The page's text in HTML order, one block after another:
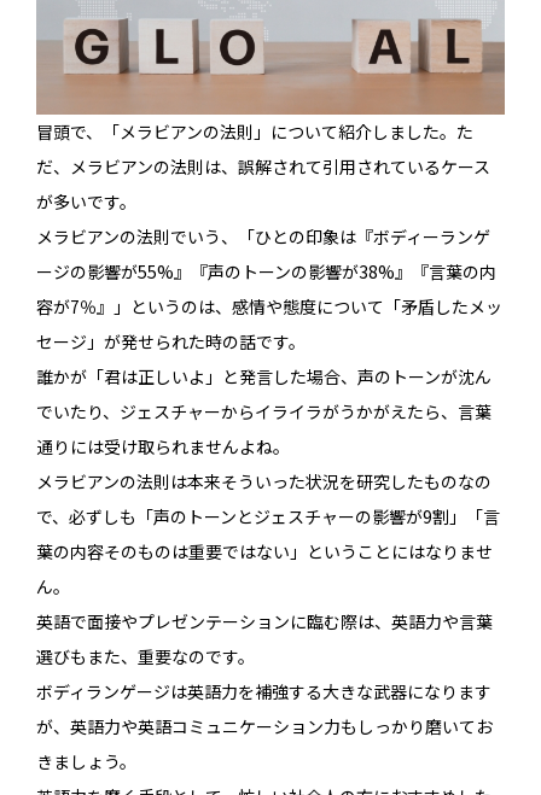
冒頭で、「メラビアンの法則」について紹介しました。た
だ、メラビアンの法則は、誤解されて引用されているケース
が多いです。
メラビアンの法則でいう、「ひとの印象は『ボディーランゲ
ージの影響が55%』『声のトーンの影響が38%』『言葉の内
容が7％』」というのは、感情や態度について「矛盾したメッ
セージ」が発せられた時の話です。
誰かが「君は正しいよ」と発言した場合、声のトーンが沈ん
でいたり、ジェスチャーからイライラがうかがえたら、言葉
通りには受け取られませんよね。
メラビアンの法則は本来そういった状況を研究したものなの
で、必ずしも「声のトーンとジェスチャーの影響が9割」「言
葉の内容そのものは重要ではない」ということにはなりませ
ん。
英語で面接やプレゼンテーションに臨む際は、英語力や言葉
選びもまた、重要なのです。
ボディランゲージは英語力を補強する大きな武器になります
が、英語力や英語コミュニケーション力もしっかり磨いてお
きましょう。